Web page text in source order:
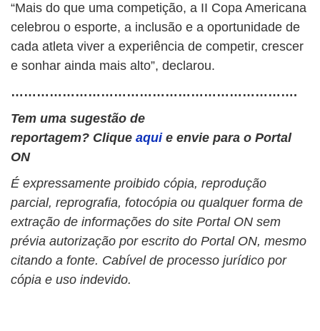
“Mais do que uma competição, a II Copa Americana
celebrou o esporte, a inclusão e a oportunidade de
cada atleta viver a experiência de competir, crescer
e sonhar ainda mais alto”, declarou.
………………………………………………………….
Tem uma sugestão de
reportagem? Clique aqui e envie para o Portal
ON
É expressamente proibido cópia, reprodução
parcial, reprografia, fotocópia ou qualquer forma de
extração de informações do site Portal ON sem
prévia autorização por escrito do Portal ON, mesmo
citando a fonte. Cabível de processo jurídico por
cópia e uso indevido.